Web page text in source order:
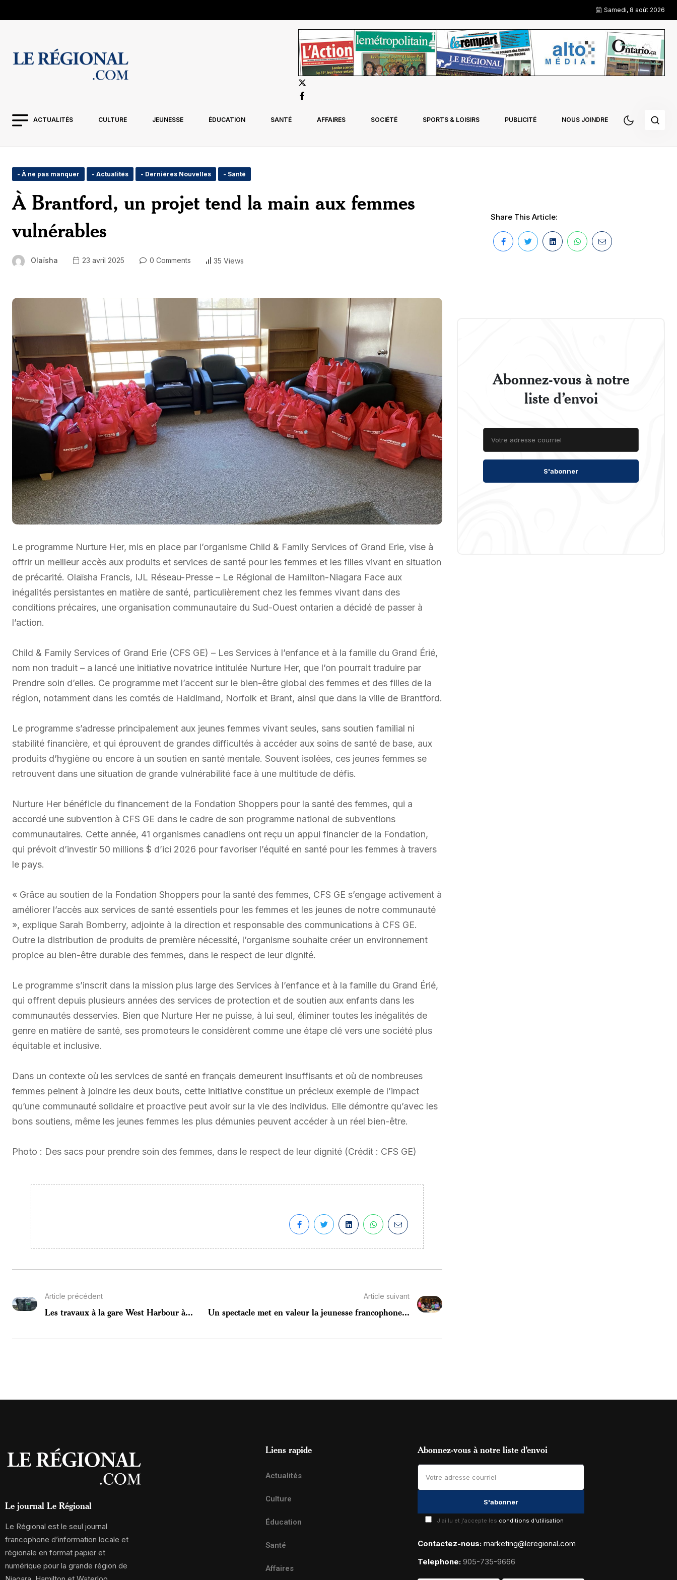
Samedi, 8 août 2026
ACTUALITÉS CULTURE JEUNESSE ÉDUCATION SANTÉ AFFAIRES SOCIÉTÉ SPORTS & LOISIRS PUBLICITÉ NOUS JOINDRE
- À ne pas manquer - Actualités - Derniéres Nouvelles - Santé
À Brantford, un projet tend la main aux femmes
vulnérables
Olaïsha 23 avril 2025 0 Comments 35 Views
Share This Article:
Le programme Nurture Her, mis en place par l’organisme Child & Family Services of Grand Erie, vise à
offrir un meilleur accès aux produits et services de santé pour les femmes et les filles vivant en situation
de précarité. Olaïsha Francis, IJL Réseau-Presse – Le Régional de Hamilton-Niagara Face aux
inégalités persistantes en matière de santé, particulièrement chez les femmes vivant dans des
conditions précaires, une organisation communautaire du Sud-Ouest ontarien a décidé de passer à
l’action.
Child & Family Services of Grand Erie (CFS GE) – Les Services à l’enfance et à la famille du Grand Érié,
nom non traduit – a lancé une initiative novatrice intitulée Nurture Her, que l’on pourrait traduire par
Prendre soin d’elles. Ce programme met l’accent sur le bien-être global des femmes et des filles de la
région, notamment dans les comtés de Haldimand, Norfolk et Brant, ainsi que dans la ville de Brantford.
Le programme s’adresse principalement aux jeunes femmes vivant seules, sans soutien familial ni
stabilité financière, et qui éprouvent de grandes difficultés à accéder aux soins de santé de base, aux
produits d’hygiène ou encore à un soutien en santé mentale. Souvent isolées, ces jeunes femmes se
retrouvent dans une situation de grande vulnérabilité face à une multitude de défis.
Nurture Her bénéficie du financement de la Fondation Shoppers pour la santé des femmes, qui a
accordé une subvention à CFS GE dans le cadre de son programme national de subventions
communautaires. Cette année, 41 organismes canadiens ont reçu un appui financier de la Fondation,
qui prévoit d’investir 50 millions $ d’ici 2026 pour favoriser l’équité en santé pour les femmes à travers
le pays.
« Grâce au soutien de la Fondation Shoppers pour la santé des femmes, CFS GE s’engage activement à
améliorer l’accès aux services de santé essentiels pour les femmes et les jeunes de notre communauté
», explique Sarah Bomberry, adjointe à la direction et responsable des communications à CFS GE.
Outre la distribution de produits de première nécessité, l’organisme souhaite créer un environnement
propice au bien-être durable des femmes, dans le respect de leur dignité.
Le programme s’inscrit dans la mission plus large des Services à l’enfance et à la famille du Grand Érié,
qui offrent depuis plusieurs années des services de protection et de soutien aux enfants dans les
communautés desservies. Bien que Nurture Her ne puisse, à lui seul, éliminer toutes les inégalités de
genre en matière de santé, ses promoteurs le considèrent comme une étape clé vers une société plus
équitable et inclusive.
Dans un contexte où les services de santé en français demeurent insuffisants et où de nombreuses
femmes peinent à joindre les deux bouts, cette initiative constitue un précieux exemple de l’impact
qu’une communauté solidaire et proactive peut avoir sur la vie des individus. Elle démontre qu’avec les
bons soutiens, même les jeunes femmes les plus démunies peuvent accéder à un réel bien-être.
Photo : Des sacs pour prendre soin des femmes, dans le respect de leur dignité (Crédit : CFS GE)
Article précédent
Les travaux à la gare West Harbour à...
Article suivant
Un spectacle met en valeur la jeunesse francophone...
Abonnez-vous à notre
liste d’envoi
Le journal Le Régional
Le Régional est le seul journal
francophone d’information locale et
régionale en format papier et
numérique pour la grande région de
Liens rapide
Actualités
Culture
Éducation
Santé
Affaires
Abonnez-vous à notre liste d’envoi
J'ai lu et j'accepte les conditions d'utilisation
Contactez-nous: marketing@leregional.com
Telephone: 905-735-9666